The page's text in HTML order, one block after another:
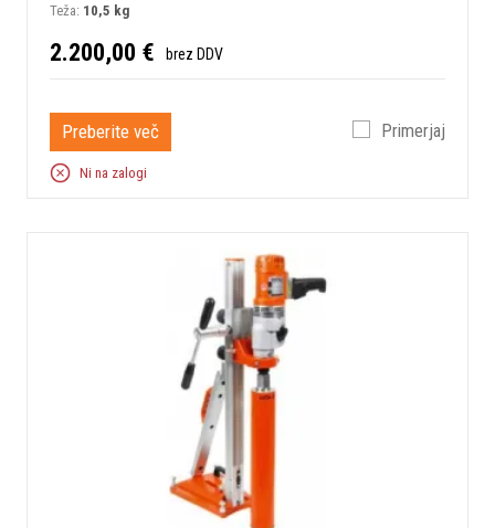
Teža: 10,5 kg
2.200,00 € brez DDV
Preberite več Primerjaj
Ni na zalogi